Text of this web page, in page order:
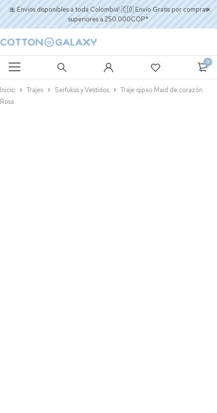
🎀 Envíos disponibles a toda Colombia! 🇨🇴 Envío Gratis por compras
superiores a 250.000COP*
0
Inicio Trajes Seifukus y Vestidos
Traje qipao Maid de corazón
Rosa